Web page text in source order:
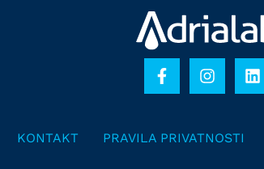
KONTAKT PRAVILA PRIVATNOSTI